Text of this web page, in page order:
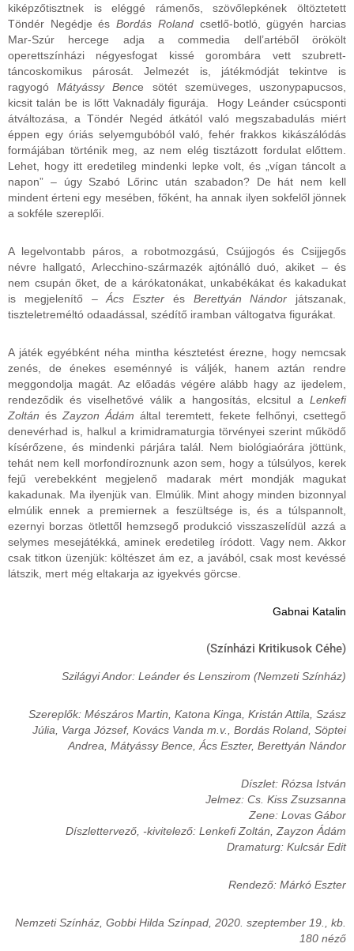
kiképzőtisztnek is eléggé rámenős, szövőlepkének öltöztetett
Töndér Negédje ésBordás Rolandcsetlő-botló, gügyén harcias
Mar-Szúr hercege adja a commedia dell’artéből örökölt
operettszínházi négyesfogat kissé gorombára vett szubrett-
táncoskomikus párosát. Jelmezét is, játékmódját tekintve is
ragyogóMátyássy Bence sötét szemüveges, uszonypapucsos,
kicsit talán be is lőtt Vaknadály figurája. Hogy Leánder csúcsponti
átváltozása, a Töndér Negéd átkától való megszabadulás miért
éppen egy óriás selyemgubóból való, fehér frakkos kikászálódás
formájában történik meg, az nem elég tisztázott fordulat előttem.
Lehet, hogy itt eredetileg mindenki lepke volt, és „vígan táncolt a
napon” – úgy Szabó Lőrinc után szabadon? De hát nem kell
mindent érteni egy mesében, főként, ha annak ilyen sokfelől jönnek
a sokféle szereplői.
A legelvontabb páros, a robotmozgású, Csújjogós és Csijjegős
névre hallgató, Arlecchino-származék ajtónálló duó, akiket – és
nem csupán őket, de a kárókatonákat, unkabékákat és kakadukat
is megjelenítő –Ács Eszter és Berettyán Nándor játszanak,
tiszteletreméltó odaadással, szédítő iramban váltogatva figurákat.
A játék egyébként néha mintha késztetést érezne, hogy nemcsak
zenés, de énekes eseménnyé is váljék, hanem aztán rendre
meggondolja magát. Az előadás végére alább hagy az ijedelem,
rendeződik és viselhetővé válik a hangosítás, elcsitul a Lenkefi
Zoltán és Zayzon Ádám által teremtett, fekete felhőnyi, csettegő
denevérhad is, halkul a krimidramaturgia törvényei szerint működő
kísérőzene, és mindenki párjára talál. Nem biológiaórára jöttünk,
tehát nem kell morfondíroznunk azon sem, hogy a túlsúlyos, kerek
fejű verebekként megjelenő madarak mért mondják magukat
kakadunak. Ma ilyenjük van. Elmúlik. Mint ahogy minden bizonnyal
elmúlik ennek a premiernek a feszültsége is, és a túlspannolt,
ezernyi borzas ötlettől hemzsegő produkció visszaszelídül azzá a
selymes mesejátékká, aminek eredetileg íródott. Vagy nem. Akkor
csak titkon üzenjük: költészet ám ez, a javából, csak most kevéssé
látszik, mert még eltakarja az igyekvés görcse.
Gabnai Katalin
(Színházi Kritikusok Céhe)
Szilágyi Andor: Leánder és Lenszirom (Nemzeti Színház)
Szereplők: Mészáros Martin, Katona Kinga, Kristán Attila, Szász
Júlia, Varga József, Kovács Vanda m.v., Bordás Roland, Söptei
Andrea, Mátyássy Bence, Ács Eszter, Berettyán Nándor
Díszlet: Rózsa István
Jelmez: Cs. Kiss Zsuzsanna
Zene: Lovas Gábor
Díszlettervező, -kivitelező: Lenkefi Zoltán, Zayzon Ádám
Dramaturg: Kulcsár Edit
Rendező: Márkó Eszter
Nemzeti Színház, Gobbi Hilda Színpad, 2020. szeptember 19., kb.
180 néző